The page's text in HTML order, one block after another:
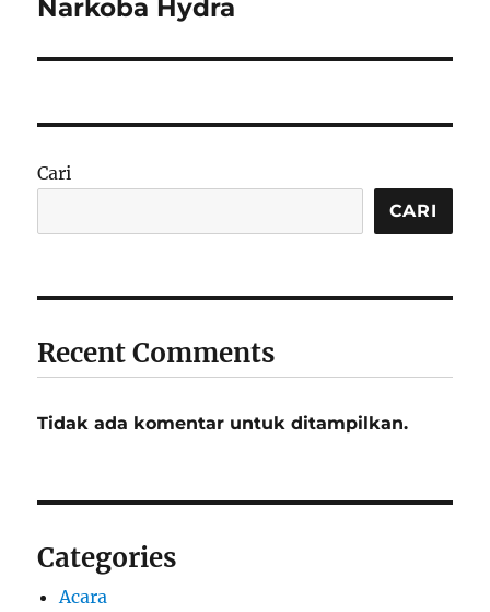
Narkoba Hydra
Cari
CARI
Recent Comments
Tidak ada komentar untuk ditampilkan.
Categories
Acara